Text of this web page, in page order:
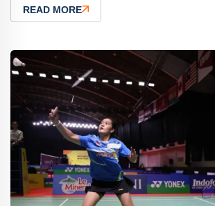
READ MORE